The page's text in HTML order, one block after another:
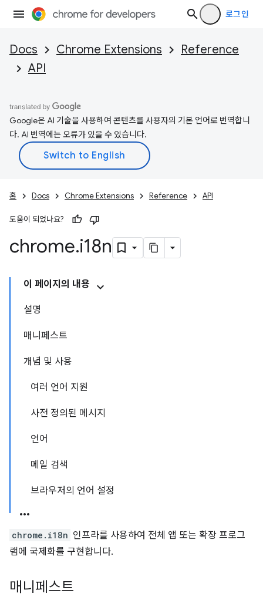
로그인
Docs Chrome Extensions
Reference
API
Google은 AI 기술을 사용하여 콘텐츠를 사용자의 기본 언어로 번역합니
다. AI 번역에는 오류가 있을 수 있습니다.
홈 Docs Chrome Extensions Reference API
도움이 되었나요?
chrome.i18n
이 페이지의 내용
설명
매니페스트
개념 및 사용
여러 언어 지원
사전 정의된 메시지
언어
메일 검색
브라우저의 언어 설정
chrome.i18n 인프라를 사용하여 전체 앱 또는 확장 프로그
램에 국제화를 구현합니다.
매니페스트